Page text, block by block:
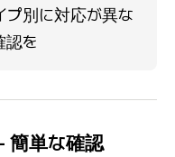
プ別に対応が異な
認を
簡単な確認